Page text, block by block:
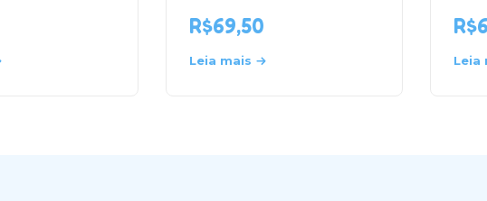
R$69,50
Leia mais
R$
Leia